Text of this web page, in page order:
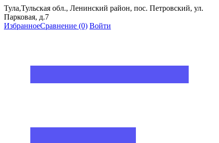
Тула,Тульская обл., Ленинский район, пос. Петровский, ул.
Парковая, д.7
ИзбранноеСравнение (0) Войти